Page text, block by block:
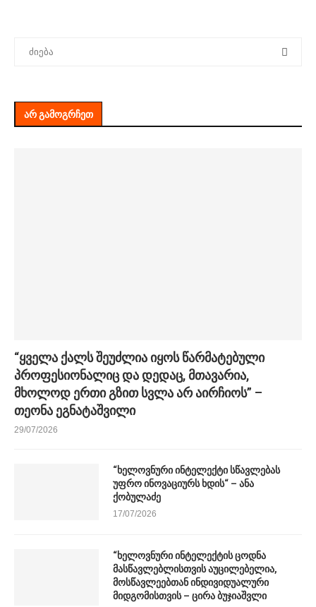
ᲐᲠ ᲒᲐᲛᲝᲒᲠᲩᲔᲗ
“ყველა ქალს შეუძლია იყოს წარმატებული
პროფესიონალიც და დედაც, მთავარია,
მხოლოდ ერთი გზით სვლა არ აირჩიოს” –
თეონა ეგნატაშვილი
29/07/2026
“ხელოვნური ინტელექტი სწავლებას
უფრო ინოვაციურს ხდის“ – ანა
ქობულაძე
17/07/2026
“ხელოვნური ინტელექტის ცოდნა
მასწავლებლისთვის აუცილებელია,
მოსწავლეებთან ინდივიდუალური
მიდგომისთვის – ცირა ბუჯიაშვლი